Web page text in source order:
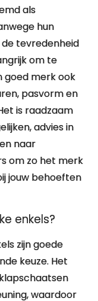
als
hun
tevredenheid
om te
goed merk ook
pasvorm en
is raadzaam
advies in
naar
om zo het merk
jouw behoeften
enkels?
zijn goede
keuze. Het
waardoor